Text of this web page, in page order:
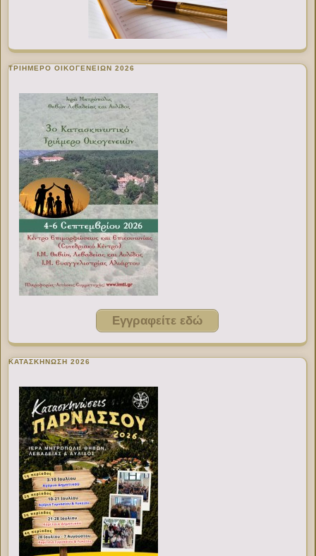
ΤΡΙΗΜΕΡΟ ΟΙΚΟΓΕΝΕΙΩΝ 2026
Εγγραφείτε εδώ
ΚΑΤΑΣΚΗΝΩΣΗ 2026